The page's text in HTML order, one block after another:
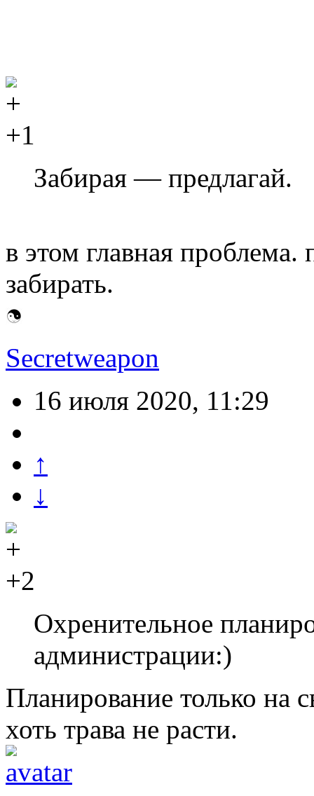
+1
Забирая — предлагай.
в этом главная проблема.
забирать.
Secretweapon
16 июля 2020, 11:29
↑
↓
+2
Охренительное
администрации:)
Планирование только на
хоть трава не расти.